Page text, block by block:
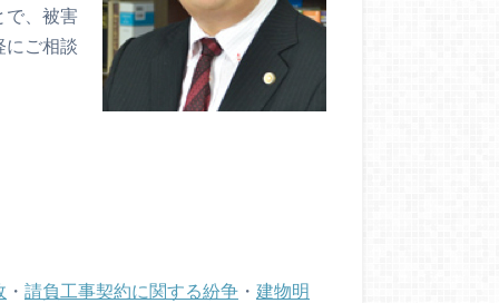
で、被害
にご相談
・ 請負工事契約に関する紛争 ・ 建物明